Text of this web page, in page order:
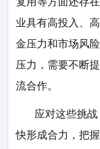
业具有高投入、
金压力和市场风
压力，需要不断
流合作。
应对这些挑
快形成合力，把